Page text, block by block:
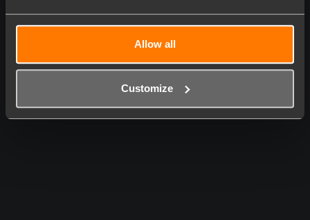
Allow all
Customize